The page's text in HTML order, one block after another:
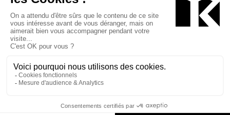
Bâtiment-Durable-Québec-1
Esquisses-1
MP-1 v2com-1